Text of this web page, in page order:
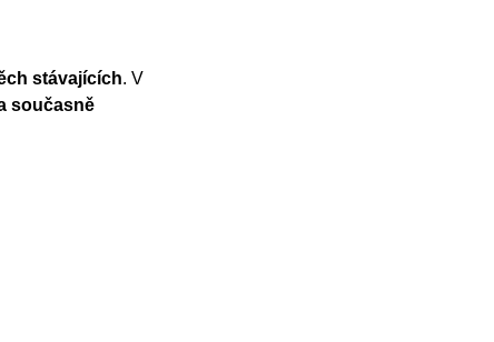
stávajících. V
současně